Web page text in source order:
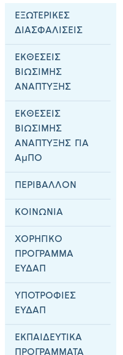
ΕΞΩΤΕΡΙΚΕΣ
ΔΙΑΣΦΑΛΙΣΕΙΣ
ΕΚΘΕΣΕΙΣ
ΒΙΩΣΙΜΗΣ
ΑΝΑΠΤΥΞΗΣ
ΕΚΘΕΣΕΙΣ
ΒΙΩΣΙΜΗΣ
ΑΝΑΠΤΥΞΗΣ ΓΙΑ
ΑμΠΟ
ΠΕΡΙΒΑΛΛΟΝ
ΚΟΙΝΩΝΙΑ
ΧΟΡΗΓΙΚΟ
ΠΡΟΓΡΑΜΜΑ
ΕΥΔΑΠ
ΥΠΟΤΡΟΦΙΕΣ
ΕΥΔΑΠ
ΕΚΠΑΙΔΕΥΤΙΚΑ
ΠΡΟΓΡΑΜΜΑΤΑ